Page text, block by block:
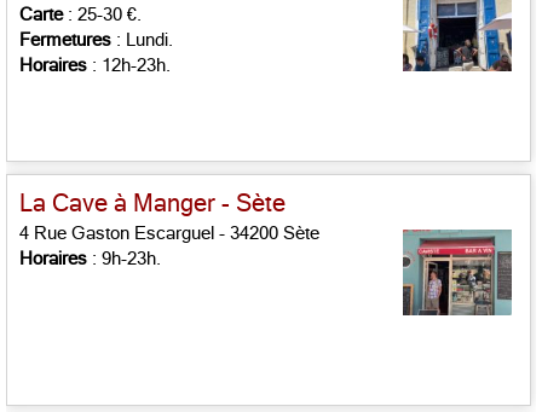
Carte: 25-30 €.
Fermetures : Lundi.
Horaires : 12h-23h.
La Cave à Manger - Sète
4 Rue Gaston Escarguel - 34200 Sète
Horaires : 9h-23h.